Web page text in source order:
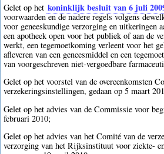
Gelet op het koninklijk besluit van 6 juli
voorwaarden en de nadere regels volgens
voor geneeskundige verzorging en uitkeringen
een apotheek open voor het publiek of aan de
werkt, een tegemoetkoming verleent voor het
afleveren van een geneesmiddel en een
van voorgeschreven niet-vergoedbare
Gelet op het voorstel van de overeenkomsten
verzekeringsinstellingen, gedaan op 5 maart
Gelet op het advies van de Commissie voor
februari 2010;
Gelet op het advies van het Comité van de
verzorging van het Rijksinstituut voor ziekte-